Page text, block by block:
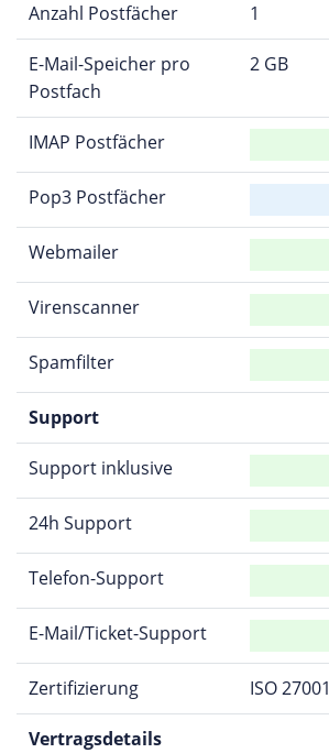
Anzahl Postfächer 1
E-Mail-Speicher pro
Postfach
2 GB
IMAP Postfächer
Pop3 Postfächer
Webmailer
Virenscanner
Spamfilter
Support
Support inklusive
24h Support
Telefon-Support
E-Mail/Ticket-Support
Zertifizierung ISO 27001
Vertragsdetails